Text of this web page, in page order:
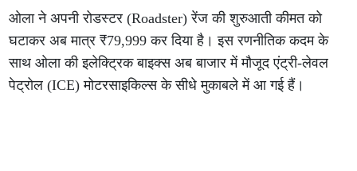
ओला ने अपनी रोडस्टर (Roadster) रेंज की शुरुआती कीमत को
घटाकर अब मात्र ₹79,999 कर दिया है। इस रणनीतिक कदम के
साथ ओला की इलेक्ट्रिक बाइक्स अब बाजार में मौजूद एंट्री-लेवल
पेट्रोल (ICE) मोटरसाइकिल्स के सीधे मुकाबले में आ गई हैं।